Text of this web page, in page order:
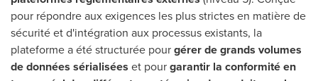
pour répondre aux exigences les plus strictes en matière de
sécurité et d'intégration aux processus existants, la
plateforme a été structurée pourgérer de grands volumes
de données sérialisées et pourgarantir la conformité en